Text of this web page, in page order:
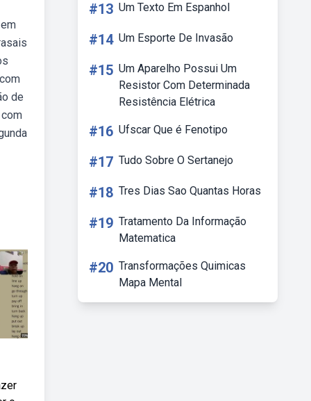
de
#13 Um Texto Em Espanhol
#14 Um Esporte De Invasão
#15 Um Aparelho Possui Um
Resistor Com Determinada
Resistência Elétrica
#16 Ufscar Que é Fenotipo
#17 Tudo Sobre O Sertanejo
#18 Tres Dias Sao Quantas Horas
#19 Tratamento Da Informação
Matematica
#20 Transformações Quimicas
Mapa Mental